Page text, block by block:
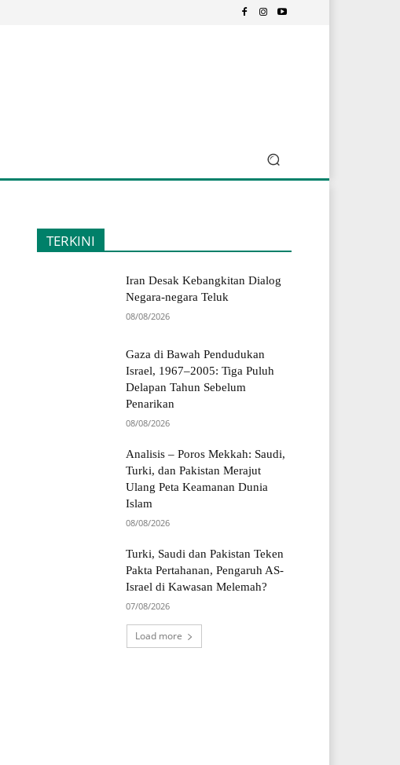
TERKINI
Iran Desak Kebangkitan Dialog
Negara-negara Teluk
08/08/2026
Gaza di Bawah Pendudukan
Israel, 1967–2005: Tiga Puluh
Delapan Tahun Sebelum
Penarikan
08/08/2026
Analisis – Poros Mekkah: Saudi,
Turki, dan Pakistan Merajut
Ulang Peta Keamanan Dunia
Islam
08/08/2026
Turki, Saudi dan Pakistan Teken
Pakta Pertahanan, Pengaruh AS-
Israel di Kawasan Melemah?
07/08/2026
Load more